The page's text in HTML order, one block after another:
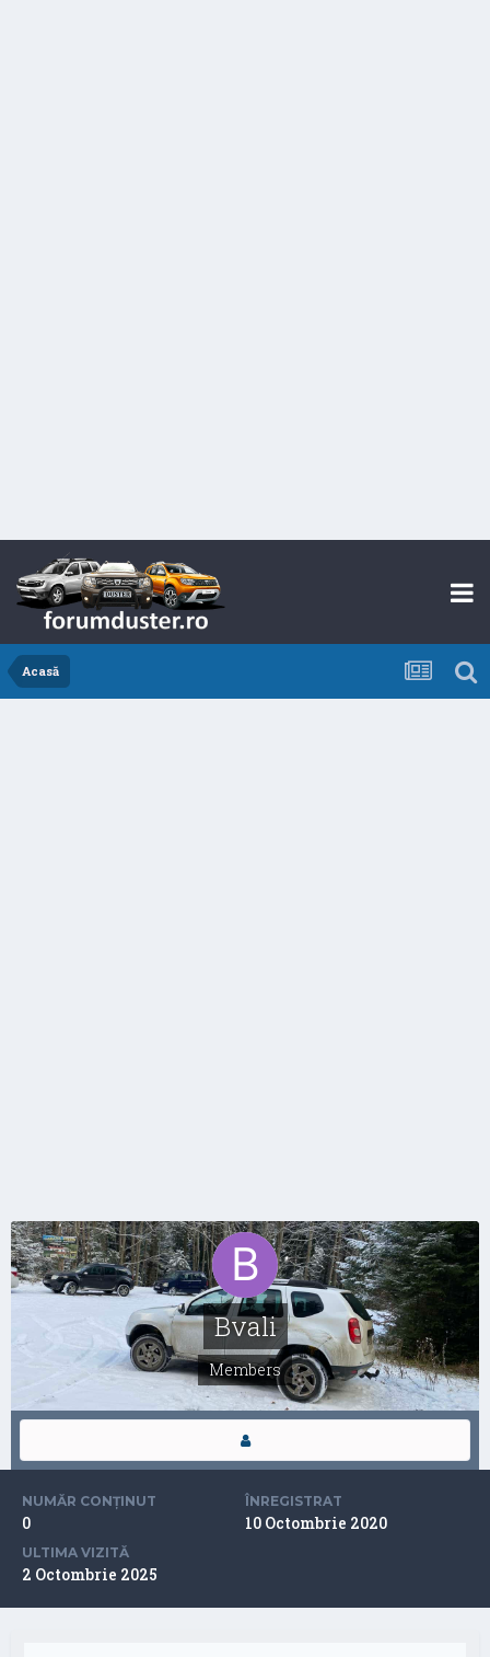
Acasă
Bvali
Members
NUMĂR CONȚINUT
0
ÎNREGISTRAT
10 Octombrie 2020
ULTIMA VIZITĂ
2 Octombrie 2025